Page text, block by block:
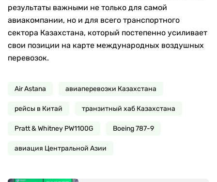
результаты важными не только для самой
авиакомпании, но и для всего транспортного
сектора Казахстана, который постепенно усиливает
свои позиции на карте международных воздушных
перевозок.
Air Astana авиаперевозки Казахстана
рейсы в Китай транзитный хаб Казахстана
Pratt & Whitney PW1100G Boeing 787-9
авиация Центральной Азии